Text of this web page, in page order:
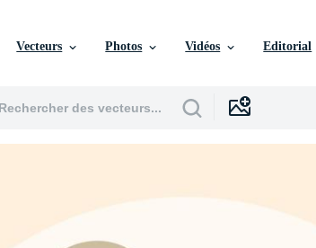
Vecteurs Photos Vidéos Editorial